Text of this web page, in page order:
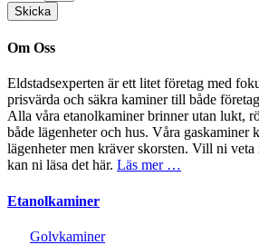
Skicka
Om Oss
Eldstadsexperten är ett litet företag med
prisvärda och säkra kaminer till både
Alla våra etanolkaminer brinner utan lukt,
både lägenheter och hus. Våra gaskaminer
lägenheter men kräver skorsten. Vill ni
kan ni läsa det här. Läs mer …
Etanolkaminer
Golvkaminer